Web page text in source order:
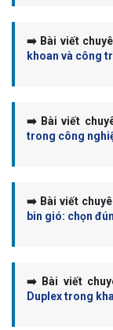
➡️ Bài viết
khoan và công
➡️ Bài viết
trong công
➡️ Bài viết
bin gió: chọn
➡️ Bài viết
Duplex trong